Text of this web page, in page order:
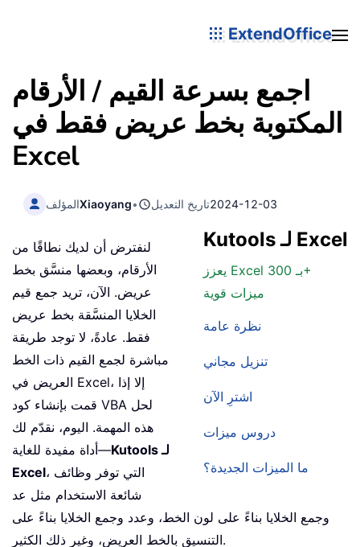
ExtendOffice
اجمع بسرعة القيم / الأرقام
المكتوبة بخط عريض فقط في
Excel
المؤلفXiaoyang• تاريخ التعديل2024-12-03
Kutools لـ Excel
يعزز Excel بـ 300+
ميزات قوية
نظرة عامة
تنزيل مجاني
اشترِ الآن
دروس ميزات
ما الميزات الجديدة؟
لنفترض أن لديك نطاقًا من
الأرقام، وبعضها منسَّق بخط
عريض. الآن، تريد جمع قيم
الخلايا المنسَّقة بخط عريض
فقط. عادةً، لا توجد طريقة
مباشرة لجمع القيم ذات الخط
العريض في Excel، إلا إذا
قمت بإنشاء كود VBA لحل
هذه المهمة. اليوم، نقدّم لك
أداة مفيدة للغاية—Kutools لـ
Excel، التي توفر وظائف
شائعة الاستخدام مثل عد
وجمع الخلايا بناءً على لون الخط، وعدد وجمع الخلايا بناءً على
التنسيق بالخط العريض، وغير ذلك الكثير.